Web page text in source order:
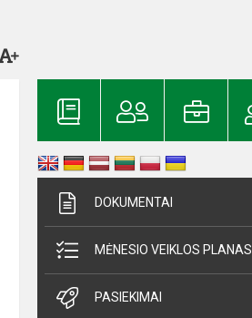
DOKUMENTAI
MĖNESIO VEIKLOS PLANAS
PASIEKIMAI